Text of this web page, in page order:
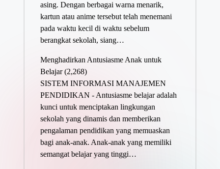
asing. Dengan berbagai warna menarik,
kartun atau anime tersebut telah menemani
pada waktu kecil di waktu sebelum
berangkat sekolah, siang…
Menghadirkan Antusiasme Anak untuk
Belajar (2,268)
SISTEM INFORMASI MANAJEMEN
PENDIDIKAN - Antusiasme belajar adalah
kunci untuk menciptakan lingkungan
sekolah yang dinamis dan memberikan
pengalaman pendidikan yang memuaskan
bagi anak-anak. Anak-anak yang memiliki
semangat belajar yang tinggi…